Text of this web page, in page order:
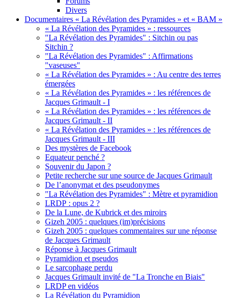
Divers
Documentaires « La Révélation des Pyramides » et « BAM »
« La Révélation des Pyramides » : ressources
"La Révélation des Pyramides" : Sitchin ou pas
Sitchin ?
"La Révélation des Pyramides" : Affirmations
"vaseuses"
« La Révélation des Pyramides » : Au centre des terres
émergées
« La Révélation des Pyramides » : les références de
Jacques Grimault - I
« La Révélation des Pyramides » : les références de
Jacques Grimault - II
« La Révélation des Pyramides » : les références de
Jacques Grimault - III
Des mystères de Facebook
Equateur penché ?
Souvenir du Japon ?
Petite recherche sur une source de Jacques Grimault
De l’anonymat et des pseudonymes
"La Révélation des Pyramides" : Mètre et pyramidion
LRDP : opus 2 ?
De la Lune, de Kubrick et des miroirs
Gizeh 2005 : quelques (im)précisions
Gizeh 2005 : quelques commentaires sur une réponse
de Jacques Grimault
Réponse à Jacques Grimault
Pyramidion et pseudos
Le sarcophage perdu
Jacques Grimault invité de "La Tronche en Biais"
LRDP en vidéos
La Révélation du Pyramidion